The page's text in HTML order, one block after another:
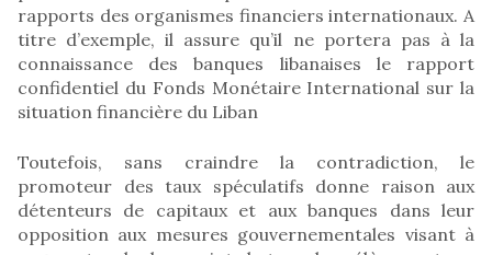
rapports des organismes financiers internationaux. A
titre d’exemple, il assure qu’il ne portera pas à la
connaissance des banques libanaises le rapport
confidentiel du Fonds Monétaire International sur la
situation financière du Liban
Toutefois, sans craindre la contradiction, le
promoteur des taux spéculatifs donne raison aux
détenteurs de capitaux et aux banques dans leur
opposition aux mesures gouvernementales visant à